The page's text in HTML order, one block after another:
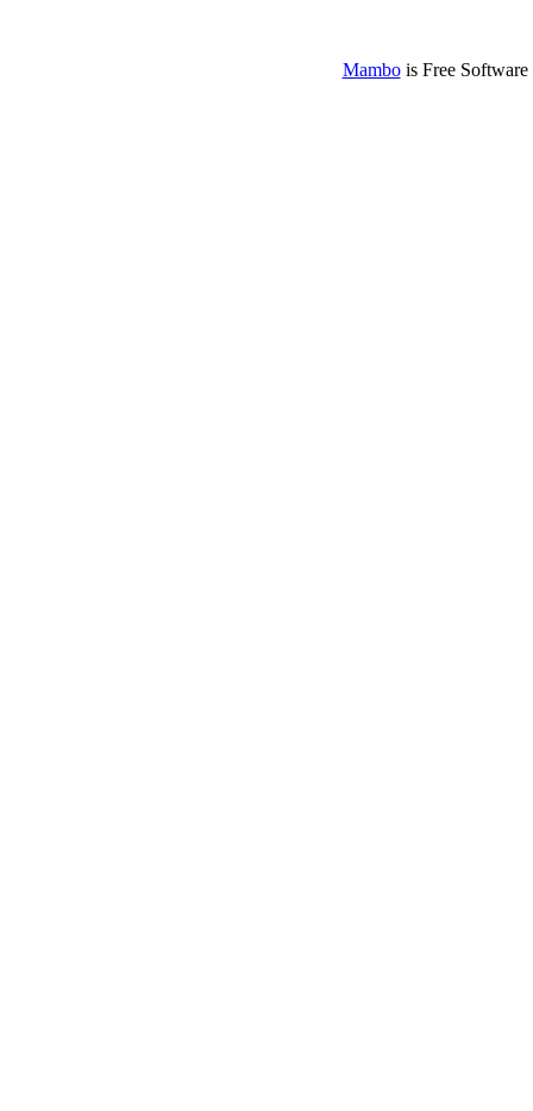
Mambois Free Software